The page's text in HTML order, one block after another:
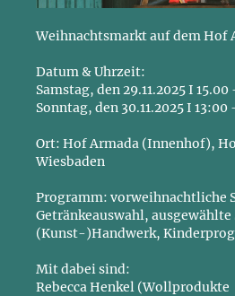
Weihnachtsmarkt auf dem Hof
Datum & Uhrzeit:
Samstag, den 29.11.2025 I
Sonntag, den 30.11.2025 I 13:00
Ort: Hof Armada (Innenhof),
Wiesbaden
Programm: vorweihnachtliche
Getränkeauswahl,
(Kunst-)Handwerk,
Mit dabei sind:
Rebecca Henkel (Wollprodukte